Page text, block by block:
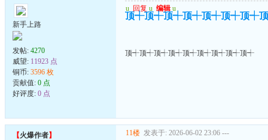
新手上路
发帖: 4270
威望: 11923 点
铜币: 3596 枚
贡献值: 0 点
好评度: 0 点
u 回复 u 编辑 u
顶┽顶┽顶┽顶┽顶┽顶┽顶┽
顶┽顶┽顶┽顶┽顶┽顶┽顶┽顶┽顶┽
【火爆作者】 11楼 发表于: 2026-06-02 23:06 ---